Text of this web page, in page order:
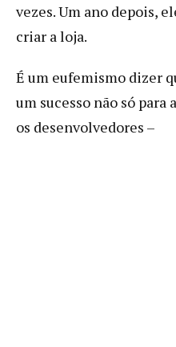
vezes. Um ano depois,
criar a loja.
É um eufemismo dizer
um sucesso não só para
os desenvolvedores –